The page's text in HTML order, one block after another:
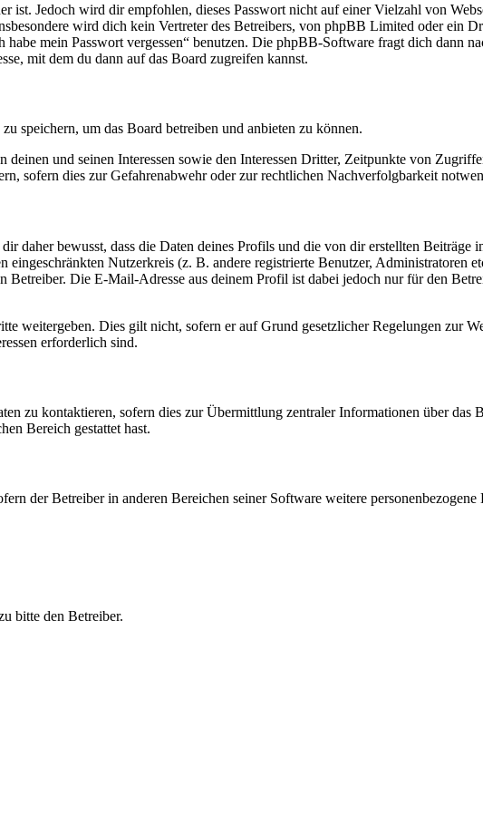
ist. Jedoch wird dir empfohlen, dieses Passwort nicht auf einer Vielzahl von
wird dich kein Vertreter des Betreibers, von phpBB Limited oder ein
mein Passwort vergessen“ benutzen. Die phpBB-Software fragt dich dann
mit dem du dann auf das Board zugreifen kannst.
speichern, um das Board betreiben und anbieten zu können.
und seinen Interessen sowie den Interessen Dritter, Zeitpunkte von
sofern dies zur Gefahrenabwehr oder zur rechtlichen Nachverfolgbarkeit
daher bewusst, dass die Daten deines Profils und die von dir erstellten Beiträge
Nutzerkreis (z. B. andere registrierte Benutzer, Administratoren
Betreiber. Die E-Mail-Adresse aus deinem Profil ist dabei jedoch nur für den
weitergeben. Dies gilt nicht, sofern er auf Grund gesetzlicher Regelungen zur
erforderlich sind.
zu kontaktieren, sofern dies zur Übermittlung zentraler Informationen über das
Bereich gestattet hast.
der Betreiber in anderen Bereichen seiner Software weitere
bitte den Betreiber.